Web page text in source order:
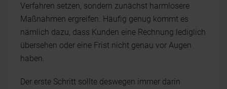
Verfahren setzen, sondern zunächst harmlosere
Maßnahmen ergreifen. Häufig genug kommt es
nämlich dazu, dass Kunden eine Rechnung lediglich
übersehen oder eine Frist nicht genau vor Augen
haben.
Der erste Schritt sollte deswegen immer darin